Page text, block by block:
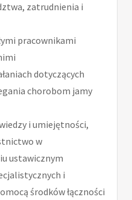
zatrudnienia i
pracownikami
dotyczących
chorobom jamy
i umiejętności,
w
ustawicznym
i
środków łączności